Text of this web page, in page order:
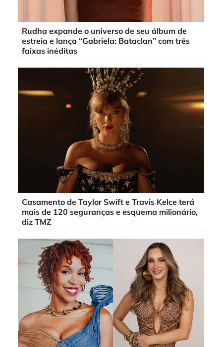
Rudha expande o universo de seu álbum de
estreia e lança “Gabriela: Bataclan” com três
faixas inéditas
Casamento de Taylor Swift e Travis Kelce terá
mais de 120 seguranças e esquema milionário,
diz TMZ